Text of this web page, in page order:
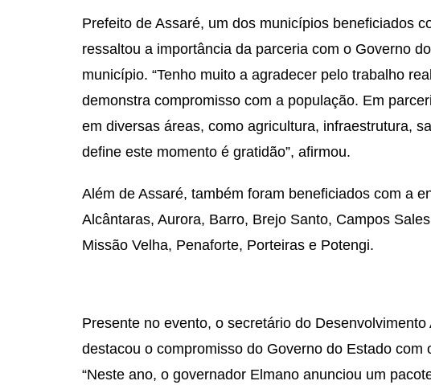
Prefeito de Assaré, um dos municípios beneficiados
ressaltou a importância da parceria com o Governo
município. “Tenho muito a agradecer pelo trabalho
demonstra compromisso com a população. Em
em diversas áreas, como agricultura, infraestrutura,
define este momento é gratidão”, afirmou.
Além de Assaré, também foram beneficiados com a
Alcântaras, Aurora, Barro, Brejo Santo, Campos
Missão Velha, Penaforte, Porteiras e Potengi.
Presente no evento, o secretário do
destacou o compromisso do Governo do Estado com
“Neste ano, o governador Elmano anunciou um